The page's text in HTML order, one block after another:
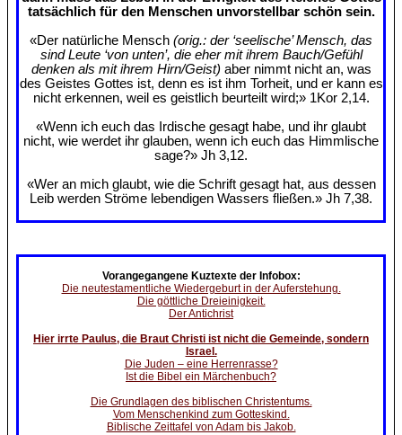
tatsächlich für den Menschen unvorstellbar schön sein.
«Der natürliche Mensch (orig.: der ‘seelische’ Mensch, das
sind Leute ‘von unten’, die eher mit ihrem Bauch/Gefühl
denken als mit ihrem Hirn/Geist) aber nimmt nicht an, was
des Geistes Gottes ist, denn es ist ihm Torheit, und er kann es
nicht erkennen, weil es geistlich beurteilt wird;» 1Kor 2,14.
«Wenn ich euch das Irdische gesagt habe, und ihr glaubt
nicht, wie werdet ihr glauben, wenn ich euch das Himmlische
sage?» Jh 3,12.
«Wer an mich glaubt, wie die Schrift gesagt hat, aus dessen
Leib werden Ströme lebendigen Wassers fließen.» Jh 7,38.
Vorangegangene Kuztexte der Infobox:
Die neutestamentliche Wiedergeburt in der Auferstehung.
Die göttliche Dreieinigkeit.
Der Antichrist
Hier irrte Paulus, die Braut Christi ist nicht die Gemeinde, sondern
Israel.
Die Juden – eine Herrenrasse?
Ist die Bibel ein Märchenbuch?
Die Grundlagen des biblischen Christentums.
Vom Menschenkind zum Gotteskind.
Biblische Zeittafel von Adam bis Jakob.